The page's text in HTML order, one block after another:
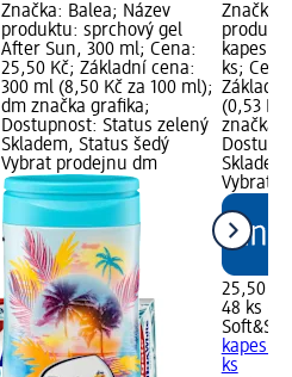
Značka: Balea; Název
produktu: sprchový gel
After Sun, 300 ml; Cena:
25,50 Kč; Základní cena:
300 ml (8,50 Kč za 100 ml);
dm značka grafika;
Dostupnost: Status zelený
Skladem, Status šedý
Vybrat prodejnu dm
Značka:
ks;
(0,53 Kč
značka
Vybrat
25,50 Kč
48 ks
ks